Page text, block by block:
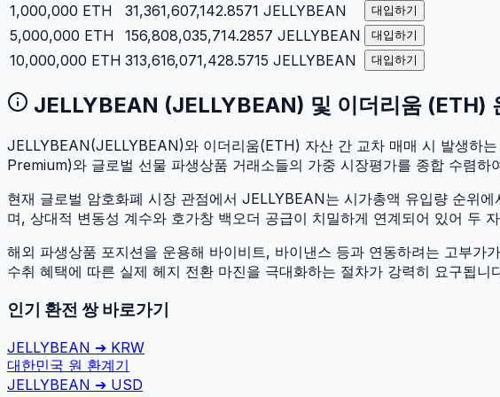
1,000,000 ETH 31,361,607,142.8571 JELLYBEAN 대입하기
5,000,000 ETH 156,808,035,714.2857 JELLYBEAN 대입하기
10,000,000 ETH 313,616,071,428.5715 JELLYBEAN 대입하기
JELLYBEAN (JELLYBEAN) 및 이더리움 (ETH)
JELLYBEAN(JELLYBEAN)와 이더리움(ETH) 자산 간 교차 매매 시 발생하
Premium)와 글로벌 선물 파생상품 거래소들의 가중 시장평가를 종합 수렴하
현재 글로벌 암호화폐 시장 관점에서 JELLYBEAN는 시가총액 유입량 순위에
며, 상대적 변동성 계수와 호가창 백오더 공급이 치밀하게 연계되어 있어 두
해외 파생상품 포지션을 운용해 바이비트, 바이낸스 등과 연동하려는 고부
수취 혜택에 따른 실제 헤지 전환 마진을 극대화하는 절차가 강력히 요구됩니
인기 환전 쌍 바로가기
JELLYBEAN ➔ KRW
대한민국 원 환계기
JELLYBEAN ➔ USD